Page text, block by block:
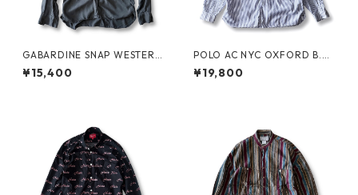
GABARDINE SNAP WESTERN
SHIRT by WYTHE
¥15,400
POLO AC NYC OXFORD B.D.
SHIRT by Polo Ralph Lauren
¥19,800